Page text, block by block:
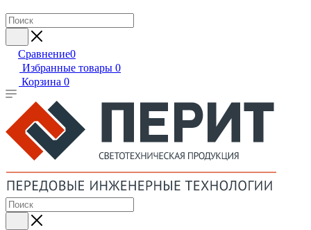
Сравнение0
Избранные товары 0
Корзина 0